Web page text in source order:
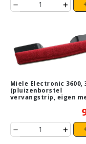
Miele Electronic 3600,
(pluizenborstel
vervangstrip, eigen